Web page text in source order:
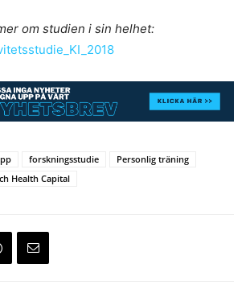
om studien i sin helhet:
forskningsstudie
Personlig träning
Health Capital